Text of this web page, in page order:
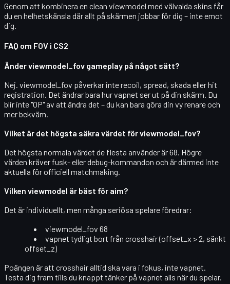
Genom att kombinera en clean viewmodel med välvalda skins får
du en helhetskänsla där allt på skärmen jobbar för dig – inte emot
dig.
FAQ om FOV i CS2
Änder viewmodel_fov gameplay på något sätt?
Nej. viewmodel_fov påverkar inte recoil, spread, skada eller hit
registration. Det ändrar bara hur vapnet ser ut på din skärm. Du
blir inte "OP" av att ändra det – du kan bara göra din vy renare och
mer bekväm.
Vilket är det högsta säkra värdet för viewmodel_fov?
Det högsta normala värdet de flesta använder är68. Högre
värden kräver fusk- eller debug-kommandon och är därmed inte
aktuella för officiell matchmaking.
Vilken viewmodel är bäst för aim?
Det är individuellt, men många seriösa spelare föredrar:
viewmodel_fov 68
vapnet tydligt bort från crosshair (offset_x > 2, sänkt
offset_z)
Poängen är att crosshair alltid ska vara i fokus, inte vapnet.
Testa dig fram tills du knappt tänker på vapnet alls när du spelar.